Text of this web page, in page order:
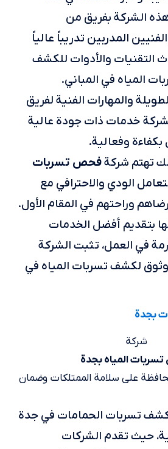
هذه الشركة بفريق من
المدربين تدريباً عالياً
التقنيات والأدوات للكشف
المياه في المباني.
والمهارات الفنية لفريق
خدمات ذات جودة عالية
وفعالية.
تهتم شركةفحص تسربات
الودي والاحترافي مع
وراحتهم في المقام الأول.
بتقديم أفضل الخدمات
في العمل، تثبت الشركة
لكشف تسربات المياه في
بجدة
شركة
المياه بجدة
على سلامة الممتلكات وضمان
تسربات الحمامات في جدة
حيث تقدم الشركات